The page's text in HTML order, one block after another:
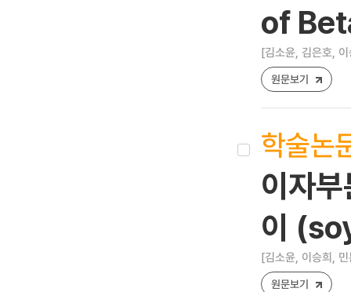
of
[김소윤, 김은호,
원문보기
학술논
이자
이
[김소윤, 이승희,
원문보기